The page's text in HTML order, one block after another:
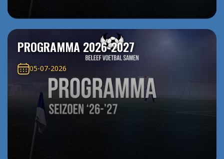
PROGRAMMA 2026-2027
05-07-2026